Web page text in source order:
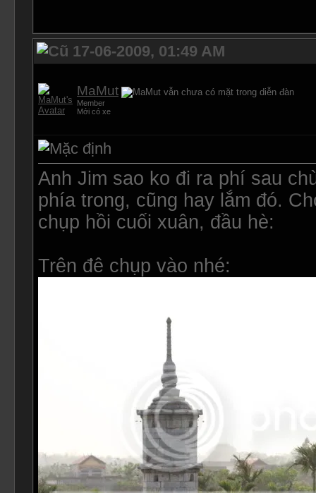
17-06-2009, 01:49 AM
MaMut
Member
Mới có xe
Anh Jim sao ko đi ra phí sau
phía trong, cũng hay lắm đó.
chụp hồi cuối xuân, đầu hè:
Trên đê chụp vào nhé: